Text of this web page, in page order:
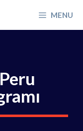
MENU